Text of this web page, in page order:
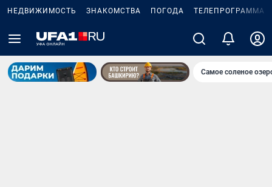
НЕДВИЖИМОСТЬ ЗНАКОМСТВА ПОГОДА ТЕЛЕПРОГРАММА
Самое соленое